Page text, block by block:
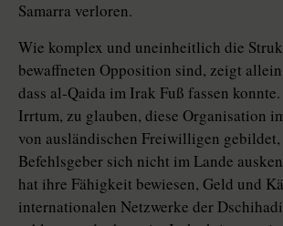
Samarra verloren.
Wie komplex und uneinheitlich die
bewaffneten Opposition sind, zeigt
dass al-Qaida im Irak Fuß fassen
Irrtum, zu glauben, diese Organisation
von ausländischen Freiwilligen gebildet,
Befehlsgeber sich nicht im Lande
hat ihre Fähigkeit bewiesen, Geld und
internationalen Netzwerke der